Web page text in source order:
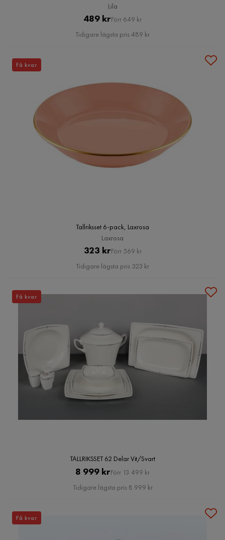
Lila
Pris
489 krOriginal
Pris
Förr 649 kr
Tidigare lägsta pris 489 kr
Tallriksset 6-pack, Laxrosa
Laxrosa
Pris
323 krOriginal
Pris
Förr 569 kr
Tidigare lägsta pris 323 kr
Få kvar
TALLRIKSSET 62 Delar Vit/Svart
Pris
8 999 krOriginal
Pris
Förr 13 499 kr
Tidigare lägsta pris 8 999 kr
Få kvar
Få kvar